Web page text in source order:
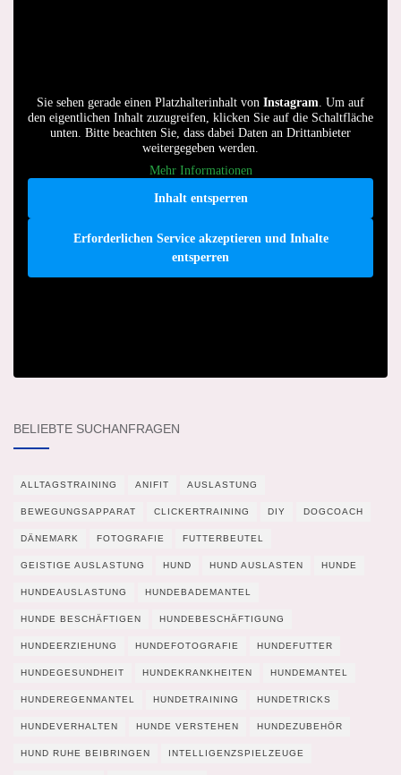
Sie sehen gerade einen Platzhalterinhalt von Instagram. Um auf
den eigentlichen Inhalt zuzugreifen, klicken Sie auf die Schaltfläche
unten. Bitte beachten Sie, dass dabei Daten an Drittanbieter
weitergegeben werden.
Mehr Informationen
Inhalt entsperren
Erforderlichen Service akzeptieren und Inhalte
entsperren
BELIEBTE SUCHANFRAGEN
ALLTAGSTRAINING ANIFIT AUSLASTUNG
BEWEGUNGSAPPARAT CLICKERTRAINING DIY DOGCOACH
DÄNEMARK FOTOGRAFIE FUTTERBEUTEL
GEISTIGE AUSLASTUNG HUND HUND AUSLASTEN HUNDE
HUNDEAUSLASTUNG HUNDEBADEMANTEL
HUNDE BESCHÄFTIGEN HUNDEBESCHÄFTIGUNG
HUNDEERZIEHUNG HUNDEFOTOGRAFIE HUNDEFUTTER
HUNDEGESUNDHEIT HUNDEKRANKHEITEN HUNDEMANTEL
HUNDEREGENMANTEL HUNDETRAINING HUNDETRICKS
HUNDEVERHALTEN HUNDE VERSTEHEN HUNDEZUBEHÖR
HUND RUHE BEIBRINGEN INTELLIGENZSPIELZEUGE